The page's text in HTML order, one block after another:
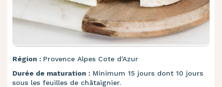
Région : Provence Alpes Cote d'Azur
Durée de maturation : Minimum 15 jours dont 10 jours
sous les feuilles de châtaignier.